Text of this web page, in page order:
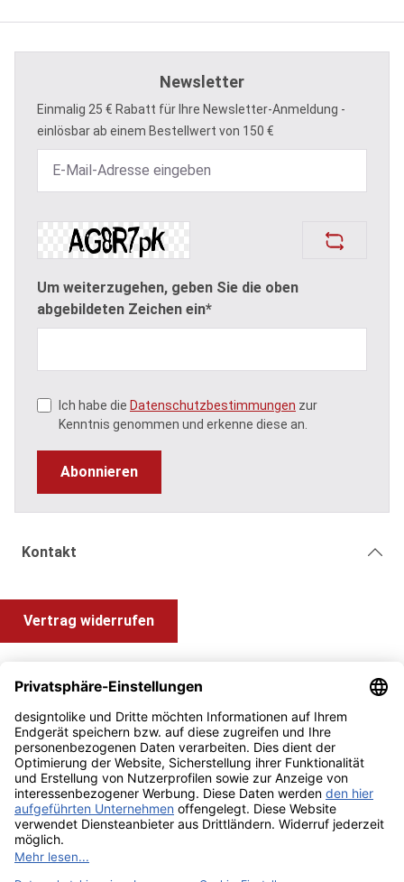
Newsletter
Einmalig 25 € Rabatt für Ihre Newsletter-Anmeldung -
einlösbar ab einem Bestellwert von 150 €
Um weiterzugehen, geben Sie die oben
abgebildeten Zeichen ein*
Ich habe die Datenschutzbestimmungen zur
Kenntnis genommen und erkenne diese an.
Abonnieren
Kontakt
Vertrag widerrufen
Information und Impressum
Zahlung & Versand